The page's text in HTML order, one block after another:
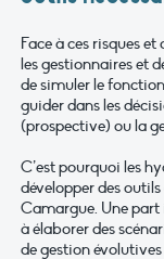
Face à ces risques
les gestionnaires et
de simuler le
guider dans les
(prospective) ou la
C’est pourquoi les
développer des
Camargue. Une
à élaborer des
de gestion